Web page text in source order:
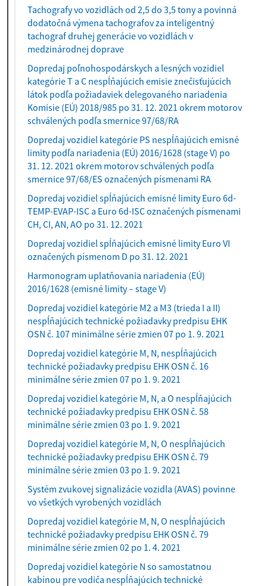
Tachografy vo vozidlách od 2,5 do 3,5 tony a povinná
dodatočná výmena tachografov za inteligentný
tachograf druhej generácie vo vozidlách v
medzinárodnej doprave
Dopredaj poľnohospodárskych a lesných vozidiel
kategórie T a C nespĺňajúcich emisie znečisťujúcich
látok podľa požiadaviek delegovaného nariadenia
Komisie (EÚ) 2018/985 po 31. 12. 2021 okrem motorov
schválených podľa smernice 97/68/RA
Dopredaj vozidiel kategórie PS nespĺňajúcich emisné
limity podľa nariadenia (EÚ) 2016/1628 (stage V) po
31. 12. 2021 okrem motorov schválených podľa
smernice 97/68/ES označených písmenami RA
Dopredaj vozidiel spĺňajúcich emisné limity Euro 6d-
TEMP-EVAP-ISC a Euro 6d-ISC označených písmenami
CH, CI, AN, AO po 31. 12. 2021
Dopredaj vozidiel spĺňajúcich emisné limity Euro VI
označených písmenom D po 31. 12. 2021
Harmonogram uplatňovania nariadenia (EÚ)
2016/1628 (emisné limity – stage V)
Dopredaj vozidiel kategórie M2 a M3 (trieda I a II)
nespĺňajúcich technické požiadavky predpisu EHK
OSN č. 107 minimálne série zmien 07 po 1. 9. 2021
Dopredaj vozidiel kategórie M, N, nespĺňajúcich
technické požiadavky predpisu EHK OSN č. 16
minimálne série zmien 07 po 1. 9. 2021
Dopredaj vozidiel kategórie M, N, a O nespĺňajúcich
technické požiadavky predpisu EHK OSN č. 58
minimálne série zmien 03 po 1. 9. 2021
Dopredaj vozidiel kategórie M, N, O nespĺňajúcich
technické požiadavky predpisu EHK OSN č. 79
minimálne série zmien 03 po 1. 9. 2021
Systém zvukovej signalizácie vozidla (AVAS) povinne
vo všetkých vyrobených vozidlách
Dopredaj vozidiel kategórie M, N, O nespĺňajúcich
technické požiadavky predpisu EHK OSN č. 79
minimálne série zmien 02 po 1. 4. 2021
Dopredaj vozidiel kategórie N so samostatnou
kabínou pre vodiča nespĺňajúcich technické